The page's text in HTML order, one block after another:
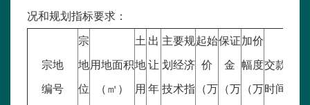
况和规划指标要求：
宗地
编号
宗
地
位
用地面积
（㎡）
土
地
用
出
让
年
主要规
划经济
技术指
起始
价
（万
保证
金
（万
加价
幅度
（万
交款
时间